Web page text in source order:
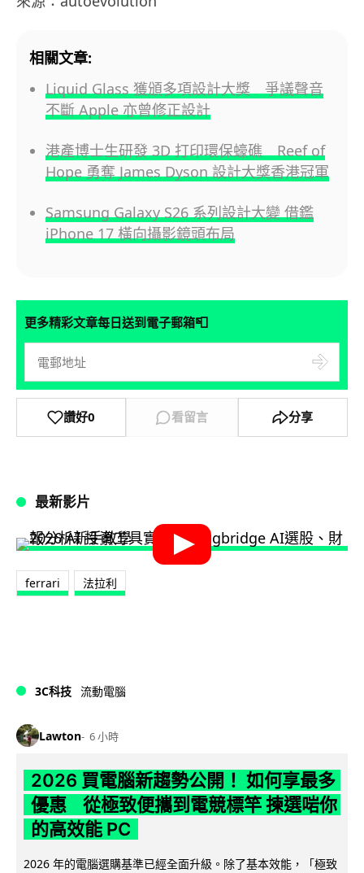
相關文章:
Liquid Glass 獲頒多項設計大獎 爭議聲音
不斷 Apple 亦曾修正設計
港產博士生研發 3D 打印環保蠔礁 Reef of
Hope 勇奪 James Dyson 設計大獎香港冠軍
Samsung Galaxy S26 系列設計大變 借鑑
iPhone 17 橫向攝影鏡頭布局
更多精彩文章每日送到電子郵箱📮
讚好0 看留言 分享
最新影片
ferrari 法拉利
3C科技 流動電腦
Lawton 6 小時
2026 買電腦新趨勢公開！ 如何享最多
優惠 從極致便攜到電競標竿 揀選啱你
的高效能 PC
2026 年的電腦選購基準已經全面升級。除了基本效能，「極致